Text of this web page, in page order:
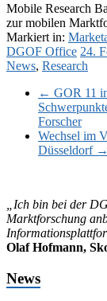
Mobile Research
zur mobilen
Markiert in:
DGOF Office 24.
News, Research
← GOR 11
Forscher
Wechsel im
Düsseldorf →
„Ich bin bei der
Marktforschung
Olaf Hofmann,
News